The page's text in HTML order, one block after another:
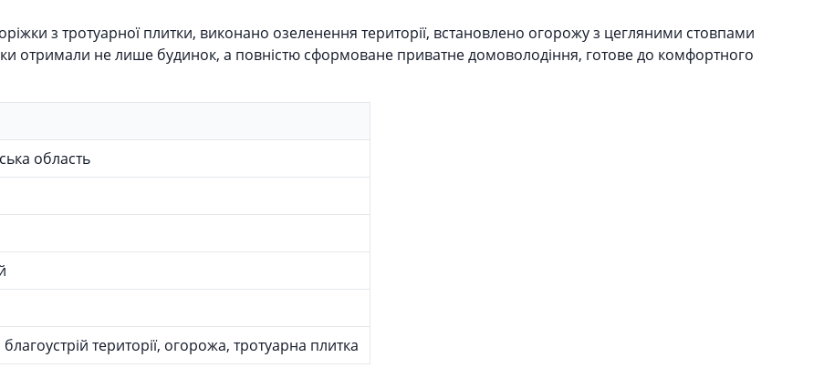
з тротуарної плитки, виконано озеленення території, встановлено огорожу з цегляними стовпами
отримали не лише будинок, а повністю сформоване приватне домоволодіння, готове до комфортного
область
території, огорожа, тротуарна плитка